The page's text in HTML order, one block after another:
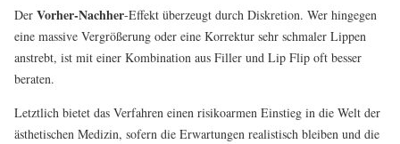
Der Vorher-Nachher-Effekt überzeugt durch Diskretion. Wer hingegen
eine massive Vergrößerung oder eine Korrektur sehr schmaler Lippen
anstrebt, ist mit einer Kombination aus Filler und Lip Flip oft besser
beraten.
Letztlich bietet das Verfahren einen risikoarmen Einstieg in die Welt der
ästhetischen Medizin, sofern die Erwartungen realistisch bleiben und die